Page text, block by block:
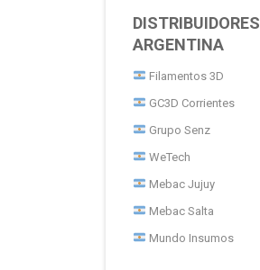
DISTRIBUIDORES
ARGENTINA
Filamentos 3D
GC3D Corrientes
Grupo Senz
WeTech
Mebac Jujuy
Mebac Salta
Mundo Insumos